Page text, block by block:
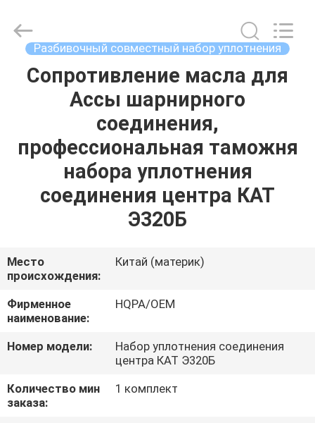
ДОМ
ПРОДУКТЫ
ПУТЕШЕСТВИЕ
ФАБРИКИ
ПРОВЕРКА
КАЧЕСТВА
САЙТА
Management
Services
Reserved.
Разбивочный совместный набор уплотнения
Сопротивление масла для
Ассы шарнирного
соединения,
профессиональная таможня
набора уплотнения
соединения центра КАТ
Э320Б
Место
происхождения:
Китай (материк)
Фирменное
наименование:
HQPA/OEM
Номер модели:
Набор уплотнения соединения
центра КАТ Э320Б
Количество мин
заказа:
1 комплект